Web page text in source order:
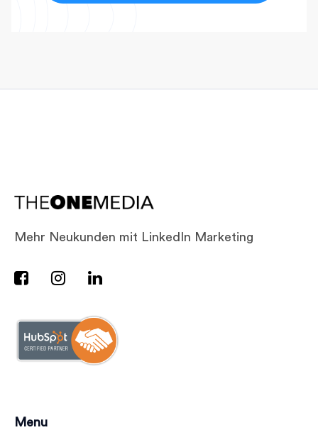
Mehr Neukunden mit LinkedIn Marketing
  
Menu